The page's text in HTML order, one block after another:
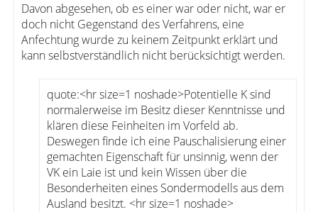
Davon abgesehen, ob es einer war oder nicht, war er
doch nicht Gegenstand des Verfahrens, eine
Anfechtung wurde zu keinem Zeitpunkt erklärt und
kann selbstverständlich nicht berücksichtigt werden.
quote:<hr size=1 noshade>Potentielle K sind
normalerweise im Besitz dieser Kenntnisse und
klären diese Feinheiten im Vorfeld ab.
Deswegen finde ich eine Pauschalisierung einer
gemachten Eigenschaft für unsinnig, wenn der
VK ein Laie ist und kein Wissen über die
Besonderheiten eines Sondermodells aus dem
Ausland besitzt. <hr size=1 noshade>